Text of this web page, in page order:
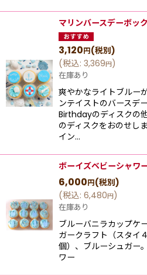
マリンバースデーボッ
3,120円(税別)
(税込: 3,369円)
在庫あり
爽やかなライトブルー
ンテイストのバースデ
Birthdayのディスクの
のディスクをおのせし
イン…
ボーイズベビーシャワー
6,000円(税別)
(税込: 6,480円)
在庫あり
ブルーバニラカップケ
ガークラフト（スタイ
個）、ブルーシュガー
ワー